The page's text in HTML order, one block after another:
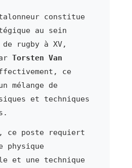
constitue
au sein
rugby à XV,
Torsten Van
ce
mélange de
et techniques
ce poste requiert
physique
et une technique